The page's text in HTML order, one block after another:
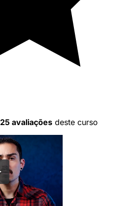
25 avaliações deste curso